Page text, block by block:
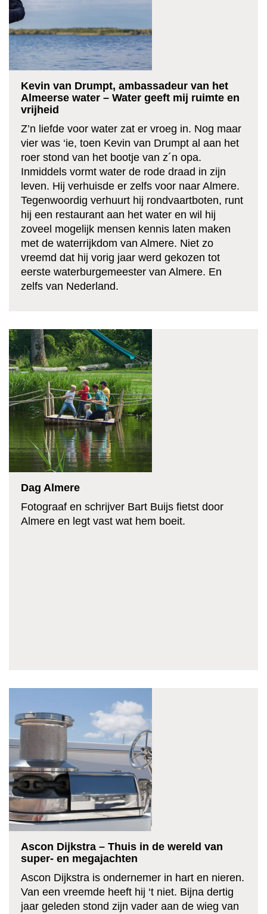
Kevin van Drumpt, ambassadeur van het
Almeerse water – Water geeft mij ruimte en
vrijheid
Z’n liefde voor water zat er vroeg in. Nog maar
vier was ‘ie, toen Kevin van Drumpt al aan het
roer stond van het bootje van z´n opa.
Inmiddels vormt water de rode draad in zijn
leven. Hij verhuisde er zelfs voor naar Almere.
Tegenwoordig verhuurt hij rondvaartboten, runt
hij een restaurant aan het water en wil hij
zoveel mogelijk mensen kennis laten maken
met de waterrijkdom van Almere. Niet zo
vreemd dat hij vorig jaar werd gekozen tot
eerste waterburgemeester van Almere. En
zelfs van Nederland.
Dag Almere
Fotograaf en schrijver Bart Buijs fietst door
Almere en legt vast wat hem boeit.
Ascon Dijkstra – Thuis in de wereld van
super- en megajachten
Ascon Dijkstra is ondernemer in hart en nieren.
Van een vreemde heeft hij ‘t niet. Bijna dertig
jaar geleden stond zijn vader aan de wieg van